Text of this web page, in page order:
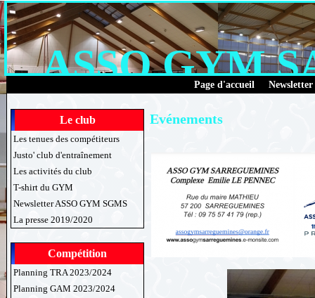
ASSO GYM
Page d'accueil Newsletter
Le club
Les tenues des compétiteurs
Justo' club d'entraînement
Les activités du club
T-shirt du GYM
Newsletter ASSO GYM SGMS
La presse 2019/2020
Compétition
Planning TRA 2023/2024
Planning GAM 2023/2024
Evénements